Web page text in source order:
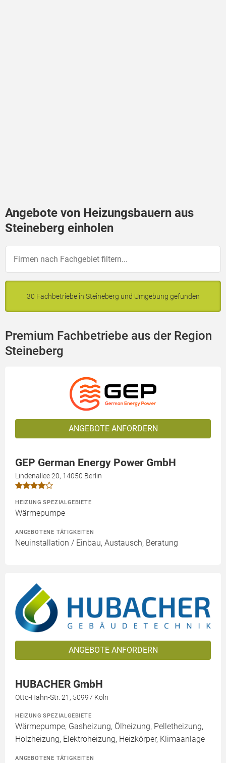
Angebote von Heizungsbauern aus
Steineberg einholen
30 Fachbetriebe in Steineberg und Umgebung gefunden
Premium Fachbetriebe aus der Region
Steineberg
ANGEBOTE ANFORDERN
GEP German Energy Power GmbH
Lindenallee 20, 14050 Berlin
HEIZUNG SPEZIALGEBIETE
Wärmepumpe
ANGEBOTENE TÄTIGKEITEN
Neuinstallation / Einbau, Austausch, Beratung
ANGEBOTE ANFORDERN
HUBACHER GmbH
Otto-Hahn-Str. 21, 50997 Köln
HEIZUNG SPEZIALGEBIETE
Wärmepumpe, Gasheizung, Ölheizung, Pelletheizung,
Holzheizung, Elektroheizung, Heizkörper, Klimaanlage
ANGEBOTENE TÄTIGKEITEN